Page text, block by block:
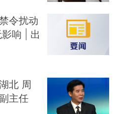
令扰动
响 | 出
北 周
主任